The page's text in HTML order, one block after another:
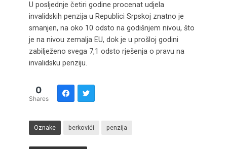
U posljednje četiri godine procenat udjela
invalidskih penzija u Republici Srpskoj znatno je
smanjen, na oko 10 odsto na godišnjem nivou, što
je na nivou zemalja EU, dok je u prošloj godini
zabilježeno svega 7,1 odsto rješenja o pravu na
invalidsku penziju.
0
Shares
Oznake berkovići penzija